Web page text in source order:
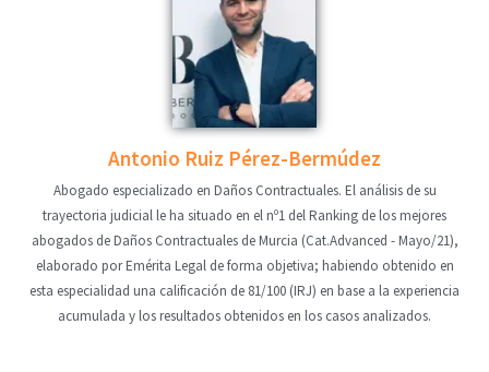
Antonio Ruiz Pérez-Bermúdez
Abogado especializado en Daños Contractuales. El análisis de su
trayectoria judicial le ha situado en el nº1 del Ranking de los mejores
abogados de Daños Contractuales de Murcia (Cat.Advanced - Mayo/21),
elaborado por Emérita Legal de forma objetiva; habiendo obtenido en
esta especialidad una calificación de 81/100 (IRJ) en base a la experiencia
acumulada y los resultados obtenidos en los casos analizados.